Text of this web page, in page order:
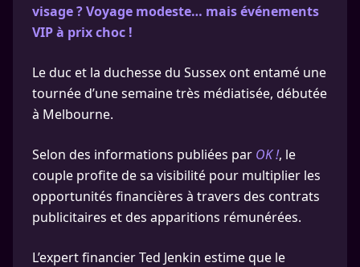
visage ? Voyage modeste… mais événements
VIP à prix choc !
Le duc et la duchesse du Sussex ont entamé une
tournée d’une semaine très médiatisée, débutée
à Melbourne.
Selon des informations publiées par OK !, le
couple profite de sa visibilité pour multiplier les
opportunités financières à travers des contrats
publicitaires et des apparitions rémunérées.
L’expert financier Ted Jenkin estime que le